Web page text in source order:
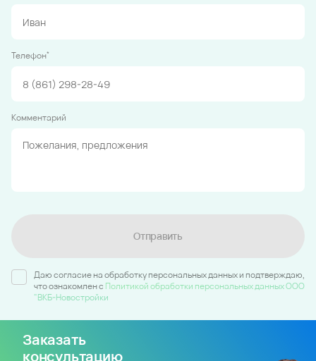
Телефон*
Комментарий
Отправить
Даю согласие на обработку персональных данных и подтверждаю,
что ознакомлен c Политикой обработки персональных данных ООО
"ВКБ-Новостройки
Заказать
консультацию